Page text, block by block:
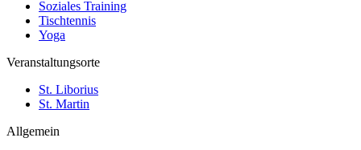
Soziales Training
Tischtennis
Yoga
Veranstaltungsorte
St. Liborius
St. Martin
Allgemein